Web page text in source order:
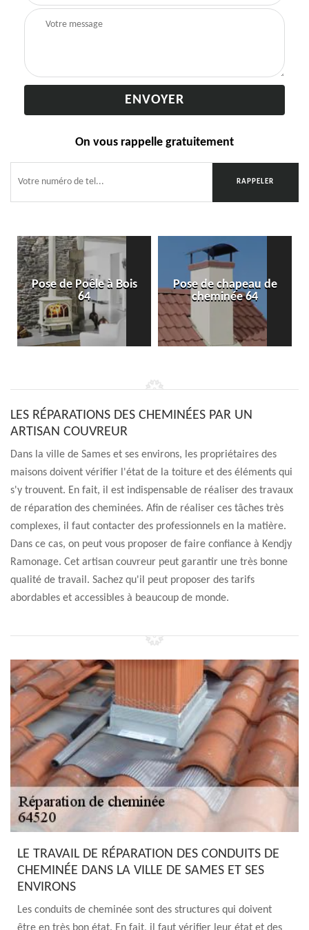
On vous rappelle gratuitement
Pose de Poêle à Bois
64
Pose de chapeau de
cheminée 64
LES RÉPARATIONS DES CHEMINÉES PAR UN
ARTISAN COUVREUR
Dans la ville de Sames et ses environs, les propriétaires des
maisons doivent vérifier l'état de la toiture et des éléments qui
s'y trouvent. En fait, il est indispensable de réaliser des travaux
de réparation des cheminées. Afin de réaliser ces tâches très
complexes, il faut contacter des professionnels en la matière.
Dans ce cas, on peut vous proposer de faire confiance à Kendjy
Ramonage. Cet artisan couvreur peut garantir une très bonne
qualité de travail. Sachez qu'il peut proposer des tarifs
abordables et accessibles à beaucoup de monde.
LE TRAVAIL DE RÉPARATION DES CONDUITS DE
CHEMINÉE DANS LA VILLE DE SAMES ET SES
ENVIRONS
Les conduits de cheminée sont des structures qui doivent